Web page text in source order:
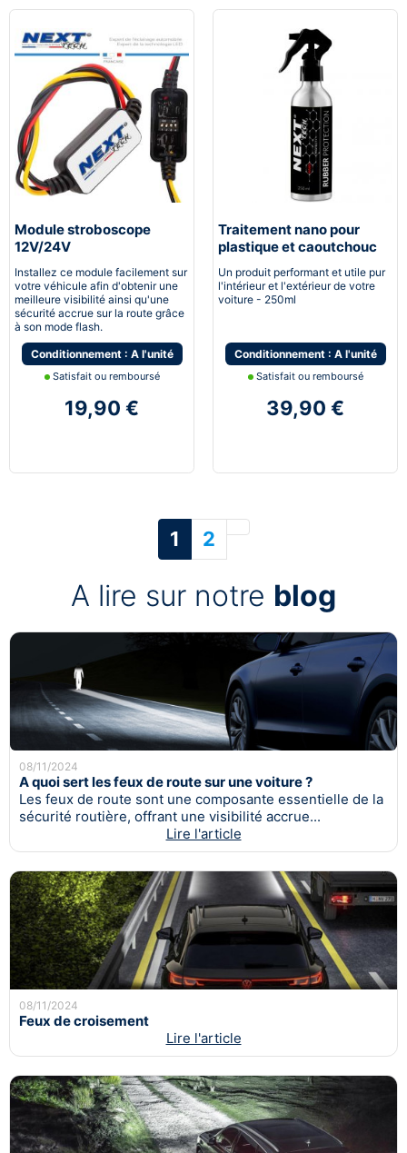
Module stroboscope
12V/24V
Installez ce module facilement sur
votre véhicule afin d'obtenir une
meilleure visibilité ainsi qu'une
sécurité accrue sur la route grâce
à son mode flash.
Conditionnement : A l'unité
Satisfait ou remboursé
19,90 €
Traitement nano pour
plastique et caoutchouc
Un produit performant et utile pur
l'intérieur et l'extérieur de votre
voiture - 250ml
Conditionnement : A l'unité
Satisfait ou remboursé
39,90 €
1 2 Suivant
A lire sur notre blog
08/11/2024
A quoi sert les feux de route sur une voiture ?
Les feux de route sont une composante essentielle de la
sécurité routière, offrant une visibilité accrue...
Lire l'article
08/11/2024
Feux de croisement
Lire l'article